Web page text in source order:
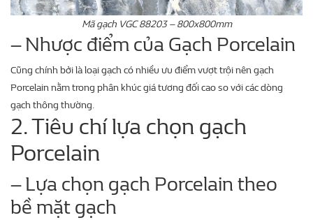
Mã gạch VGC 88203 – 800x800mm
– Nhược điểm của Gạch Porcelain
Cũng chính bởi là loại gạch có nhiều ưu điểm vượt trội nên gạch
Porcelain nằm trong phân khúc giá tương đối cao so với các dòng
gạch thông thường.
2. Tiêu chí lựa chọn gạch
Porcelain
– Lựa chọn gạch Porcelain theo
bề mặt gạch